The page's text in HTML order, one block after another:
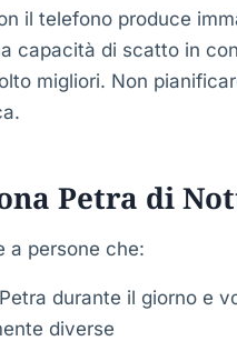
il telefono produce
capacità di scatto in
migliori. Non
Petra di
a persone che:
durante il giorno e
diverse